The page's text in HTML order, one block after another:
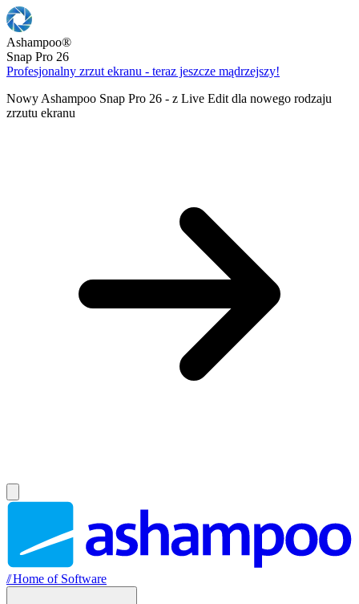
Ashampoo®
Snap Pro 26
Profesjonalny zrzut ekranu - teraz jeszcze mądrzejszy!
Nowy Ashampoo Snap Pro 26 - z Live Edit dla nowego rodzaju
zrzutu ekranu
//Home of Software